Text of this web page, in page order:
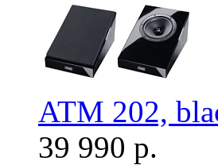
ATM 202,
39 990 р.